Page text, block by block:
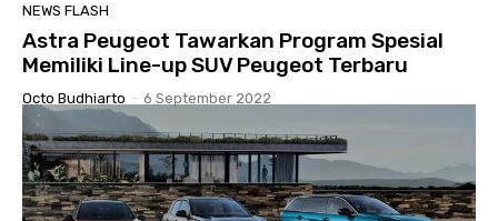
NEWS FLASH
Astra Peugeot Tawarkan Program Spesial
Memiliki Line-up SUV Peugeot Terbaru
Octo Budhiarto - 6 September 2022